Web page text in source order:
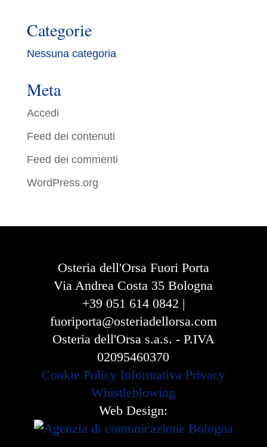
Categorie
Nessuna categoria
Meta
Accedi
Feed dei contenuti
Feed dei commenti
WordPress.org
Osteria dell'Orsa Fuori Porta
Via Andrea Costa 35 Bologna
+39 051 614 0842 |
fuoriporta@osteriadellorsa.com
Osteria dell'Orsa s.a.s. - P.IVA
02095460370
Cookie Policy Informativa Privacy
Whistleblowing
Web Design: